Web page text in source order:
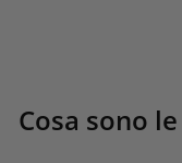
Cosa sono